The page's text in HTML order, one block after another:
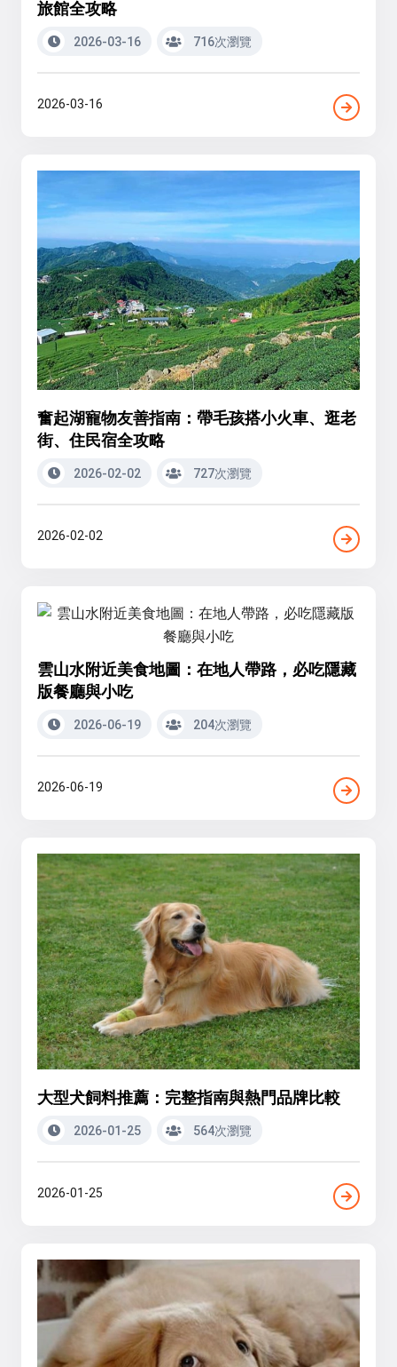
旅館全攻略
2026-03-16 716次瀏覽
2026-03-16
奮起湖寵物友善指南：帶毛孩搭小火車、逛老
街、住民宿全攻略
2026-02-02 727次瀏覽
2026-02-02
雲山水附近美食地圖：在地人帶路，必吃隱藏
版餐廳與小吃
2026-06-19 204次瀏覽
2026-06-19
大型犬飼料推薦：完整指南與熱門品牌比較
2026-01-25 564次瀏覽
2026-01-25